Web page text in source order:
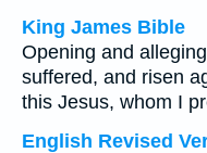
King James Bible
Opening and
suffered, and risen
this Jesus, whom I
English Revised